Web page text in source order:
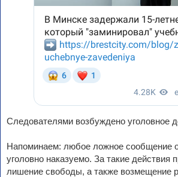
Следователями возбуждено уголовное
Напоминаем: любое ложное сообщение
уголовно наказуемо. За такие действия
лишение свободы, а также возмещение